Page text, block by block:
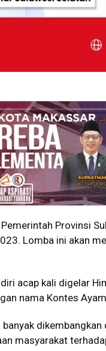
Pemerintah Provinsi
Lomba ini akan
acap kali digelar
nama Kontes
masyarakat